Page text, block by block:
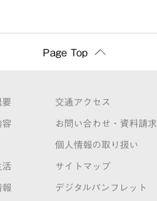
Page Top
要
容
活
報
交通アクセス
お問い合わせ・資料請求
個人情報の取り扱い
サイトマップ
デジタルパンフレット